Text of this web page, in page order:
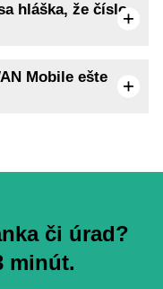
hláška, že číslo
Mobile ešte
či úrad?
minút.